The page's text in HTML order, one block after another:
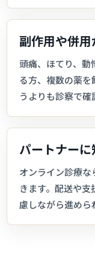
副作用や併用
頭痛、ほてり、
る方、複数の薬
うよりも診察で確
パートナー
オンライン診療
きます。配送や
慮しながら進めら